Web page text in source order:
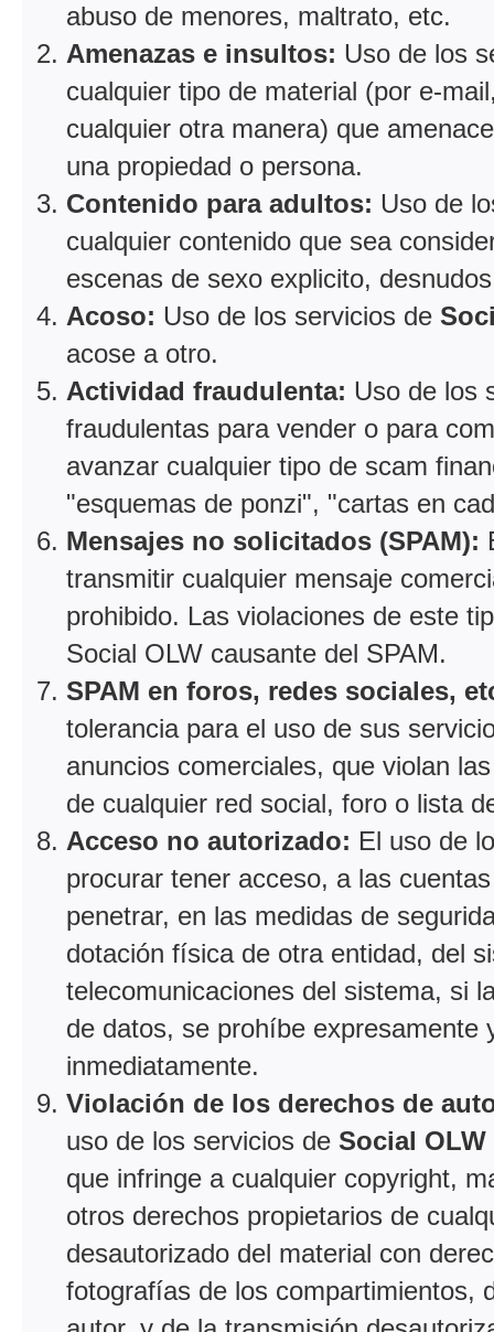
abuso de menores, maltrato, etc.
Amenazas e insultos: Uso de los
cualquier tipo de material (por e-
cualquier otra manera) que
una propiedad o persona.
Contenido para adultos: Uso de
cualquier contenido que sea
escenas de sexo explicito,
Acoso: Uso de los servicios de
acose a otro.
Actividad fraudulenta: Uso de los
fraudulentas para vender o para
avanzar cualquier tipo de scam
"esquemas de ponzi", "cartas en
Mensajes no solicitados (SPAM):
transmitir cualquier mensaje
prohibido. Las violaciones de este
Social OLW causante del SPAM.
SPAM en foros, redes sociales,
tolerancia para el uso de sus
anuncios comerciales, que violan
de cualquier red social, foro o lista
Acceso no autorizado: El uso de
procurar tener acceso, a las
penetrar, en las medidas de
dotación física de otra entidad, del
telecomunicaciones del sistema, si
de datos, se prohíbe expresamente
inmediatamente.
Violación de los derechos de
uso de los servicios de Social OLW
que infringe a cualquier copyright,
otros derechos propietarios de
desautorizado del material con
fotografías de los compartimientos,